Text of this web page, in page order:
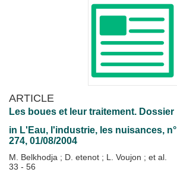
ARTICLE
Les boues et leur traitement. Dossier
in L'Eau, l'industrie, les nuisances, n°
274, 01/08/2004
M. Belkhodja ; D. etenot ; L. Voujon ; et al.
33 - 56